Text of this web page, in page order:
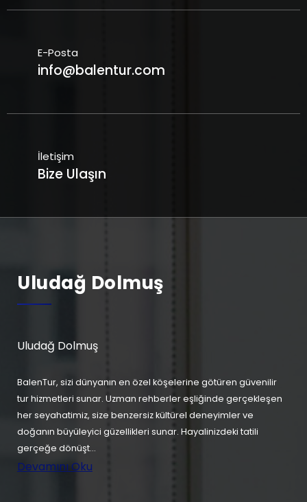
E-Posta
info@balentur.com
İletişim
Bize Ulaşın
Uludağ Dolmuş
Uludağ Dolmuş
BalenTur, sizi dünyanın en özel köşelerine götüren güvenilir
tur hizmetleri sunar. Uzman rehberler eşliğinde gerçekleşen
her seyahatimiz, size benzersiz kültürel deneyimler ve
doğanın büyüleyici güzellikleri sunar. Hayalinizdeki tatili
gerçeğe dönüşt...
Devamını Oku